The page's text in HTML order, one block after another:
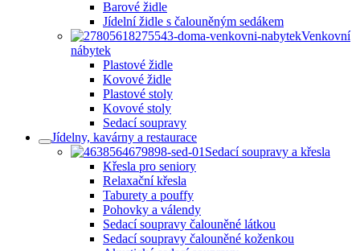
Barové židle
Jídelní židle s čalouněným sedákem
Venkovní
nábytek
Plastové židle
Kovové židle
Plastové stoly
Kovové stoly
Sedací soupravy
Jídelny, kavárny a restaurace
Sedací soupravy a křesla
Křesla pro seniory
Relaxační křesla
Taburety a pouffy
Pohovky a válendy
Sedací soupravy čalouněné látkou
Sedací soupravy čalouněné koženkou